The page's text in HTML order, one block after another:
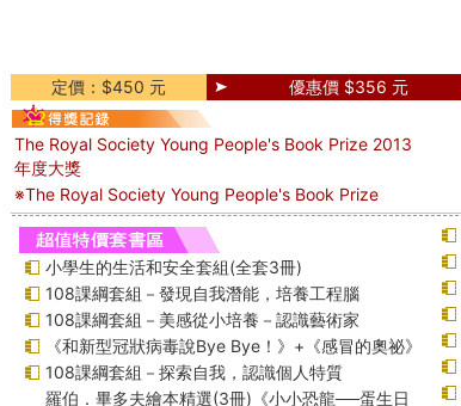
定價：$450 元 優惠價 $356 元
The Royal Society Young People's Book Prize 2013
年度大獎
※The Royal Society Young People's Book Prize
小學生的生活和安全套組(全套3冊)
108課綱套組－發現自我潛能，培養工程腦
108課綱套組－美感從小培養－認識藝術家
《和新型冠狀病毒說Bye Bye！》+《感冒的奧祕》
108課綱套組－探索自我，認識個人特質
羅伯．畢多夫繪本精選(3冊)《小小恐龍──蛋生日